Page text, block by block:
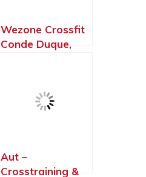
Wezone Crossfit
Conde Duque,
Aut –
Crosstraining &